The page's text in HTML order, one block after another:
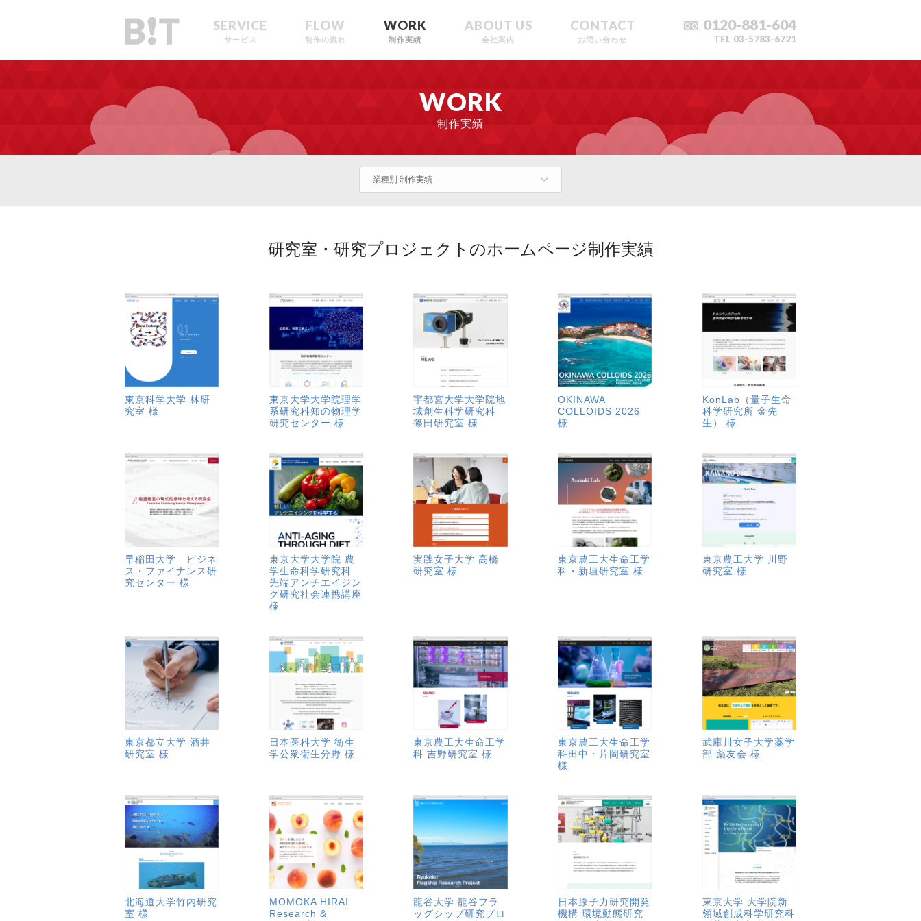
SERVICE
サービス
FLOW
制作の流れ
WORK
制作実績
ABOUT US
会社案内
CONTACT
お問い合わせ
0120-881-604
TEL 03-5783-6721
WORK
制作実績
業種別 制作実績
研究室・研究プロジェクトのホームページ制作実績
東京科学大学 林研
究室 様
東京大学大学院理学
系研究科知の物理学
研究センター 様
宇都宮大学大学院地
域創生科学研究科
篠田研究室 様
OKINAWA
COLLOIDS 2026
様
KonLab（量子生命
科学研究所 金先
生） 様
早稲田大学 ビジネ
ス・ファイナンス研
究センター 様
東京大学大学院 農
学生命科学研究科
先端アンチエイジン
グ研究社会連携講座
様
実践女子大学 高橋
研究室 様
東京農工大生命工学
科・新垣研究室 様
東京農工大学 川野
研究室 様
東京都立大学 酒井
研究室 様
日本医科大学 衛生
学公衆衛生分野 様
東京農工大生命工学
科 吉野研究室 様
東京農工大生命工学
科田中・片岡研究室
様
武庫川女子大学薬学
部 薬友会 様
北海道大学竹内研究
室 様
MOMOKA HIRAI
Research &
龍谷大学 龍谷フラ
ッグシップ研究プロ
日本原子力研究開発
機構 環境動態研究
東京大学 大学院新
領域創成科学研究科